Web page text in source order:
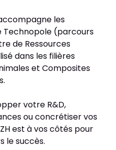
les
Technopole (parcours
de Ressources
dans les filières
et Composites
votre R&D,
ou concrétiser vos
est à vos côtés pour
le succès.